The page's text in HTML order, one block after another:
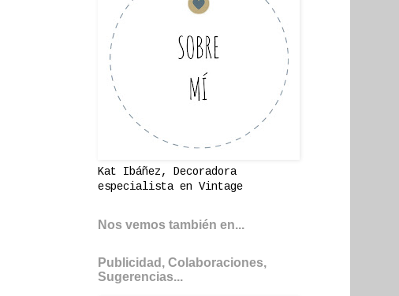
Kat Ibáñez, Decoradora
especialista en Vintage
Nos vemos también en...
Publicidad, Colaboraciones,
Sugerencias...